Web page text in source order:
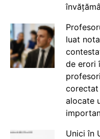
luat
de erori
corectat
alocate
Unici în